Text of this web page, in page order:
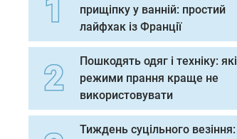
прищіпку у ванній: простий
лайфхак із Франції
Пошкодять одяг і техніку: які
режими прання краще не
використовувати
Тиждень суцільного везіння: